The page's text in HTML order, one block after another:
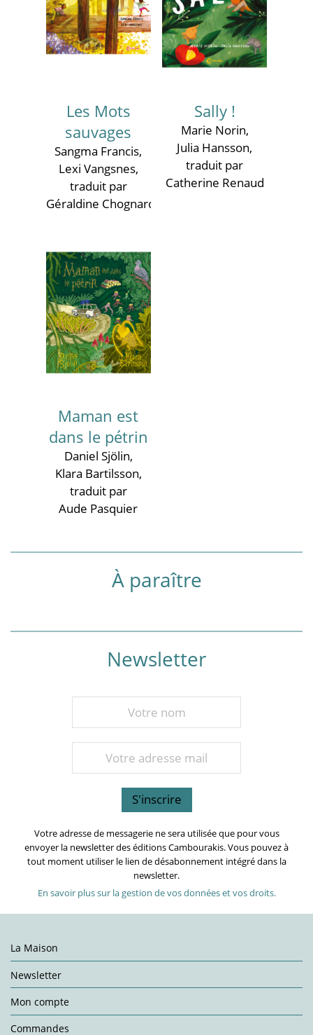
Les Mots
sauvages
Sangma Francis,
Lexi Vangsnes,
traduit par
Géraldine Chognard
Sally !
Marie Norin,
Julia Hansson,
traduit par
Catherine Renaud
Maman est
dans le pétrin
Daniel Sjölin,
Klara Bartilsson,
traduit par
Aude Pasquier
À paraître
Newsletter
Votre adresse de messagerie ne sera utilisée que pour vous
envoyer la newsletter des éditions Cambourakis. Vous pouvez à
tout moment utiliser le lien de désabonnement intégré dans la
newsletter.
En savoir plus sur la gestion de vos données et vos droits.
La Maison
Newsletter
Mon compte
Commandes